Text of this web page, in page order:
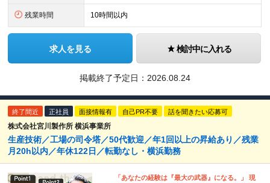
残業時間 10時間以内
求人を見る 検討中に入れる
掲載終了予定日： 2026.08.24
終了間近 正社員 面接情報有 自己PR不要 話を聞きたい応募可
株式会社宮川製作所 横浜事業所
生産技術／工場の司令塔／50代歓迎／年1回以上の昇給あり／残業
月20h以内／年休122日／転勤なし・横浜勤務
「あなたの経験は『最大の武器』になる。」 現